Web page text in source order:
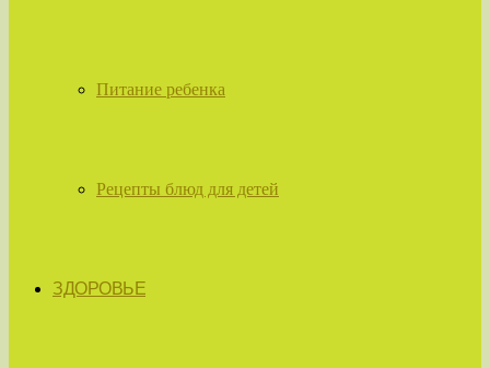
Питание ребенка
Рецепты блюд для детей
ЗДОРОВЬЕ